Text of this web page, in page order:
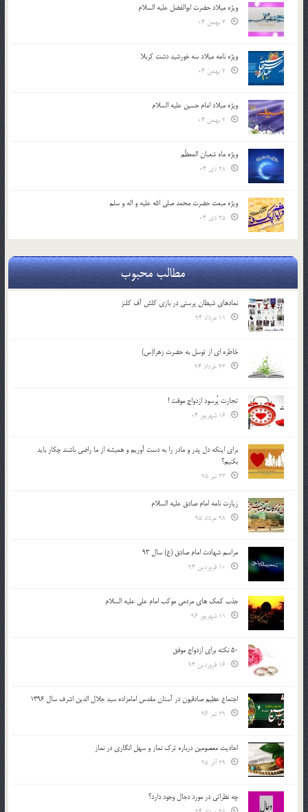
ویژه میلاد حضرت ابوالفضل علیه السلام
ویژه نامه میلاد سه خورشید دشت کربلا
ویژه میلاد امام حسین علیه السلام
ویژه ماه شعبان المعظّم
ویژه مبعث حضرت محمد صلی الله علیه و اله و سلم
مطالب محبوب
نمادهای شیطان پرستی در بازی کلش آف کلنز
خاطره ای از توسل به حضرت زهرا(س)
تجارت پُرسود ازدواج موقت !
براي اينكه دل پدر و مادر را به دست آوريم و هميشه از ما راضي باشند چكار بايد
بكنيم؟
زیارت نامه امام صادق علیه السلام
مراسم شهادت امام صادق (ع) سال 93
جذب کمک های مردمی موکب امام علی علیه السلام
50 نکته برای ازدواج موفق
اجتماع عظیم صادقیون در آستان مقدس امامزاده سید جلال الدین اشرف سال 1396
احادیث معصومین درباره ترک نماز و سهل انگاری در نماز
چه نظراتی در مورد دجال وجود دارد؟